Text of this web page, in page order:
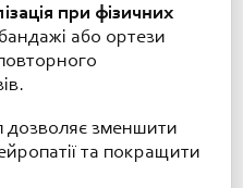
при фізичних
або ортези
зменшити
та покращити